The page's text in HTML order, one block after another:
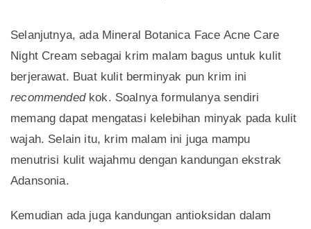
Selanjutnya, ada Mineral Botanica Face Acne Care
Night Cream sebagai krim malam bagus untuk kulit
berjerawat. Buat kulit berminyak pun krim ini
recommended kok. Soalnya formulanya sendiri
memang dapat mengatasi kelebihan minyak pada kulit
wajah. Selain itu, krim malam ini juga mampu
menutrisi kulit wajahmu dengan kandungan ekstrak
Adansonia.
Kemudian ada juga kandungan antioksidan dalam